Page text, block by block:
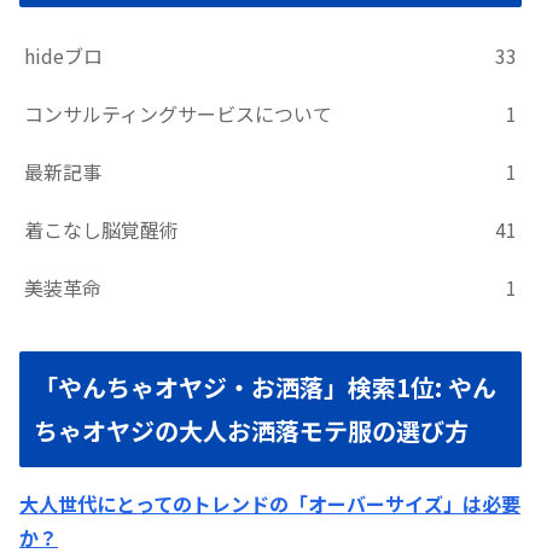
hideブロ
33
コンサルティングサービスについて
1
最新記事
1
着こなし脳覚醒術
41
美装革命
1
「やんちゃオヤジ・お洒落」検索1位: やん
ちゃオヤジの大人お洒落モテ服の選び方
大人世代にとってのトレンドの「オーバーサイズ」は必要
か？